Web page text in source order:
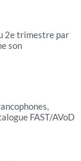
2e trimestre par
son
FAST/AVoD